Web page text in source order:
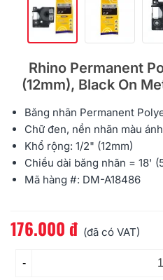
Rhino Permanent
(12mm), Black On
Băng nhãn Permanent
Chữ đen, nền nhãn màu
Khổ rộng: 1/2" (12mm)
Chiều dài băng nhãn = 18'
Mã hàng #: DM-A18486
Đọc thêm
176.000 đ (đã có VAT)
-